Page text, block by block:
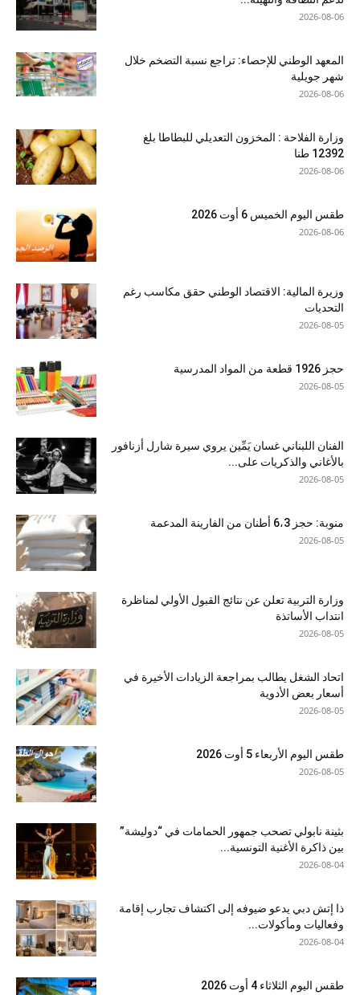
2026-08-06
المعهد الوطني للإحصاء: تراجع نسبة التضخم خلال
شهر جويلية
2026-08-06
وزارة الفلاحة : المخزون التعديلي للبطاطا بلغ
12392 طنا
2026-08-06
طقس اليوم الخميس 6 أوت 2026
2026-08-06
وزيرة المالية: الاقتصاد الوطني حقق مكاسب رغم
التحديات
2026-08-05
حجز 1926 قطعة من المواد المدرسية
2026-08-05
الفنان اللبناني غسان يَمِّين يروي سيرة شارل أزنافور
بالأغاني والذكريات على...
2026-08-05
منوبة: حجز 6،3 أطنان من الفارينة المدعمة
2026-08-05
وزارة التربية تعلن عن نتائج القبول الأولي لمناظرة
انتداب الأساتذة
2026-08-05
اتحاد الشغل يطالب بمراجعة الزيادات الأخيرة في
أسعار بعض الأدوية
2026-08-05
طقس اليوم الأربعاء 5 أوت 2026
2026-08-05
بثينة نابولي تصحب جمهور الحمامات في “دوليشة”
بين ذاكرة الأغنية التونسية...
2026-08-04
ذا إتش دبي يدعو ضيوفه إلى اكتشاف تجارب إقامة
وفعاليات ومأكولات...
2026-08-04
طقس اليوم الثلاثاء 4 أوت 2026